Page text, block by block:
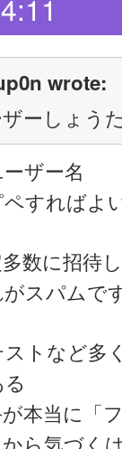
wrote:
ーしょう
ザー名
すればよ
数に招待
スパムで
ストなど多
本当に「
ら気づく